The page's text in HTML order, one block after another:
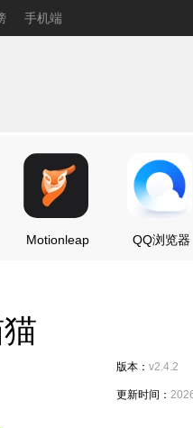
手机端
Motionleap QQ浏览器
版本： v2.4.2
更新时间：